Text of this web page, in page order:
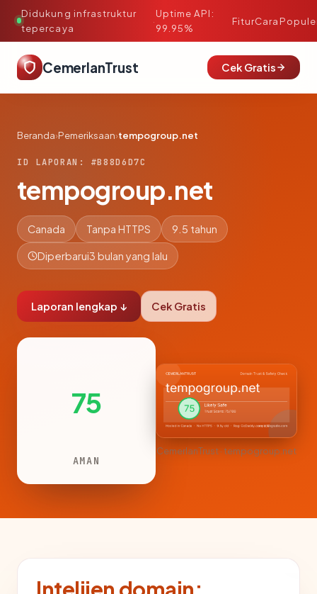
Didukung infrastruktur
tepercaya
·
Uptime API:
99.95%
FiturCara
CemerlanTrust Cek Gratis
Beranda›Pemeriksaan›tempogroup.net
ID LAPORAN: #B88D6D7C
tempogroup.net
Canada Tanpa HTTPS 9.5 tahun
Diperbarui3 bulan yang lalu
Laporan lengkap ↓ Cek Gratis
75
AMAN
CemerlanTrust · tempogroup.net